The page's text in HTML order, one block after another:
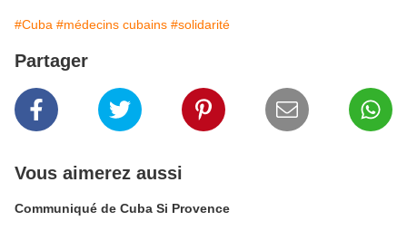
#Cuba #médecins cubains #solidarité
Partager
Vous aimerez aussi
Communiqué de Cuba Si Provence